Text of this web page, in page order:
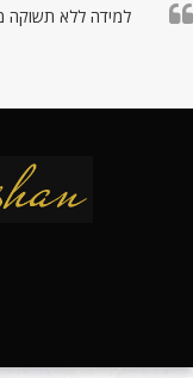
למידה ללא תשוקה